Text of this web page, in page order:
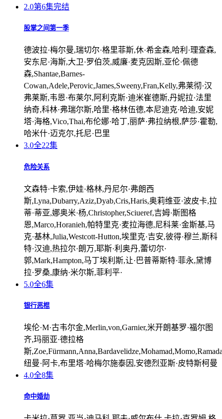
2.0第6集完结
股掌之间第一季
德波拉·梅尔曼,瑞切尔·格里菲斯,休·希金森,哈利·理查森,
安东尼·海斯,大卫·罗伯茨,威廉·麦克因斯,亚伦·佩德
森,Shantae,Barnes-
Cowan,Adele,Perovic,James,Sweeny,Fran,Kelly,弗莱彻·汉
弗莱斯,韦恩·布莱尔,阿利克斯·迪米崔德斯,丹妮拉·法里
纳奇,科林·弗瑞尔斯,哈里·格林伍德,本尼迪克·哈迪,安妮
塔·海格,Vico,Thai,布伦娜·哈丁,丽萨·弗拉纳根,萨莎·霍勒,
哈米什·迈克尔,托尼·巴里
3.0全22集
危险关系
文森特·卡索,伊娃·格林,丹尼尔·弗朗西
斯,Lyna,Dubarry,Aziz,Dyab,Cris,Haris,奥莉维亚·波皮卡,拉
蒂·蒂亚,娜奥米·杨,Christopher,Sciueref,吉姆·斯图格
恩,Marco,Horanieh,帕特里克·麦拉海德,尼科莱·金斯基,马
克·基林,Julia,Westcott-Hutton,埃里克·吉安,彼得·穆兰,斯科
特·汉迪,热拉尔·朗万,耶斯·利奥丹,蕾切尔·
郭,Mark,Hampton,马丁埃利斯,让·巴普蒂斯特·菲永,黛博
拉·罗桑,康纳·米尔斯,菲利平·
5.0全6集
银行恶棍
埃伦·M·古韦尔金,Merlin,von,Garnier,米开朗基罗·福尔图
齐,玛丽亚·德拉格
斯
纽曼·阿卡,布里塔·哈梅尔施泰因,安德烈亚斯·皮特斯柯曼
4.0全8集
命中婚劫